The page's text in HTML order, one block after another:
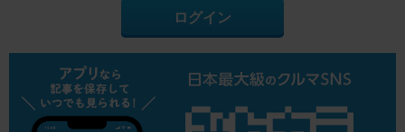
ログイン